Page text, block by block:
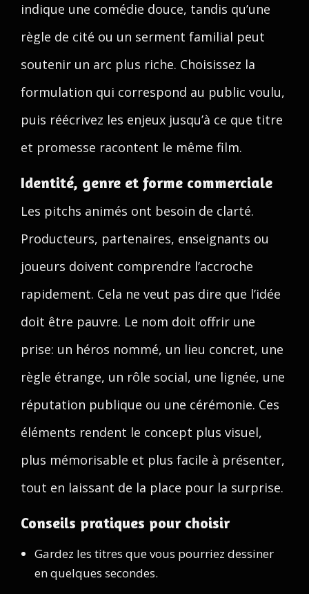
indique une comédie douce, tandis qu’une
règle de cité ou un serment familial peut
soutenir un arc plus riche. Choisissez la
formulation qui correspond au public voulu,
puis réécrivez les enjeux jusqu’à ce que titre
et promesse racontent le même film.
Identité, genre et forme commerciale
Les pitchs animés ont besoin de clarté.
Producteurs, partenaires, enseignants ou
joueurs doivent comprendre l’accroche
rapidement. Cela ne veut pas dire que l’idée
doit être pauvre. Le nom doit offrir une
prise: un héros nommé, un lieu concret, une
règle étrange, un rôle social, une lignée, une
réputation publique ou une cérémonie. Ces
éléments rendent le concept plus visuel,
plus mémorisable et plus facile à présenter,
tout en laissant de la place pour la surprise.
Conseils pratiques pour choisir
Gardez les titres que vous pourriez dessiner
en quelques secondes.